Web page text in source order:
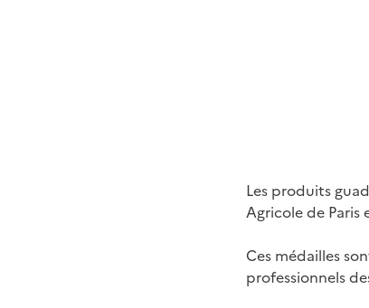
Les produits
Agricole de Paris
Ces médailles
professionnels